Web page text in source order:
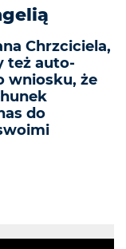
Chrzciciela,
też auto-
wniosku, że
do